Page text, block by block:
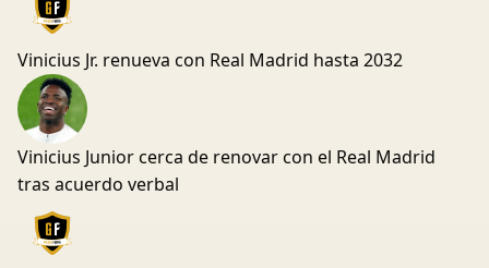
Vinicius Jr. renueva con Real Madrid hasta 2032
Vinicius Junior cerca de renovar con el Real Madrid
tras acuerdo verbal